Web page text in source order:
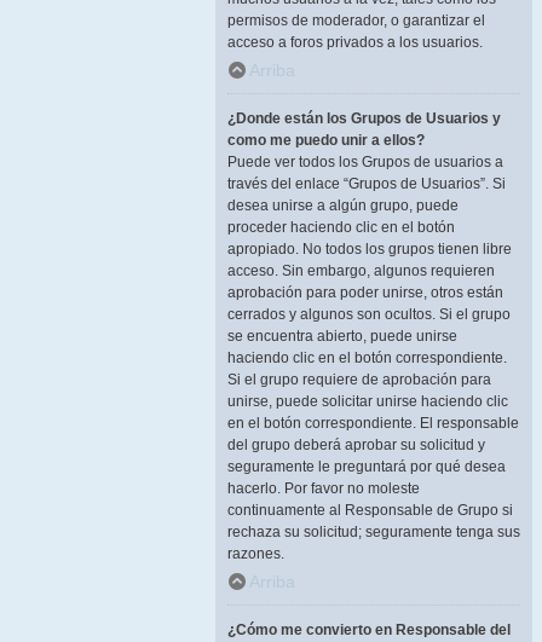
permisos de moderador, o garantizar el
acceso a foros privados a los usuarios.
Arriba
¿Donde están los Grupos de Usuarios y
como me puedo unir a ellos?
Puede ver todos los Grupos de usuarios a
través del enlace “Grupos de Usuarios”. Si
desea unirse a algún grupo, puede
proceder haciendo clic en el botón
apropiado. No todos los grupos tienen libre
acceso. Sin embargo, algunos requieren
aprobación para poder unirse, otros están
cerrados y algunos son ocultos. Si el grupo
se encuentra abierto, puede unirse
haciendo clic en el botón correspondiente.
Si el grupo requiere de aprobación para
unirse, puede solicitar unirse haciendo clic
en el botón correspondiente. El responsable
del grupo deberá aprobar su solicitud y
seguramente le preguntará por qué desea
hacerlo. Por favor no moleste
continuamente al Responsable de Grupo si
rechaza su solicitud; seguramente tenga sus
razones.
Arriba
¿Cómo me convierto en Responsable del